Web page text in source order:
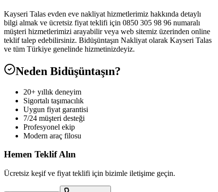
Kayseri Talas evden eve nakliyat hizmetlerimiz hakkında detaylı
bilgi almak ve ücretsiz fiyat teklifi için 0850 305 98 96 numaralı
müşteri hizmetlerimizi arayabilir veya web sitemiz üzerinden online
teklif talep edebilirsiniz. Bidüşüntaşın Nakliyat olarak Kayseri Talas
ve tüm Türkiye genelinde hizmetinizdeyiz.
Neden Bidüşüntaşın?
20+ yıllık deneyim
Sigortalı taşımacılık
Uygun fiyat garantisi
7/24 müşteri desteği
Profesyonel ekip
Modern araç filosu
Hemen Teklif Alın
Ücretsiz keşif ve fiyat teklifi için bizimle iletişime geçin.